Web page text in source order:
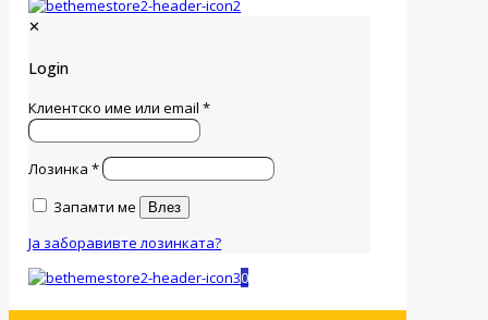
✕
Login
Клиентско име или email*
Лозинка*
Запамти ме
Влез
Ја заборавивте лозинката?
0